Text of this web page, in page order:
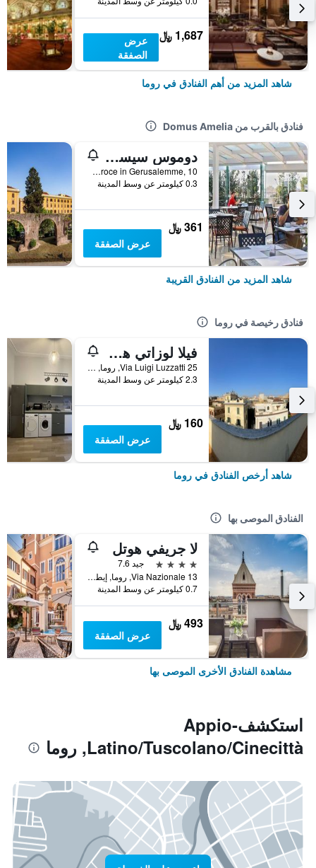
1,687 ﷼
عرض
الصفقة
شاهد المزيد من أهم الفنادق في روما
فنادق بالقرب من Domus Amelia
دوموس سيسوريانا
Piazza di Santa Croce in Gerusalemme, 10, روما, إيطاليا
0.3 كيلومتر عن وسط المدينة
361 ﷼
عرض الصفقة
شاهد المزيد من الفنادق القريبة
فنادق رخيصة في روما
فيلا لوزاتي هوستل
25 Via Luigi Luzzatti, روما, إيطاليا
2.3 كيلومتر عن وسط المدينة
160 ﷼
عرض الصفقة
شاهد أرخص الفنادق في روما
الفنادق الموصى بها
لا جريفي هوتل
4 نجوم
جيد 7.6
Via Nazionale 13, روما, إيطاليا
0.7 كيلومتر عن وسط المدينة
493 ﷼
عرض الصفقة
مشاهدة الفنادق الأخرى الموصى بها
استكشفAppio-
Latino/Tuscolano/Cinecittà, روما